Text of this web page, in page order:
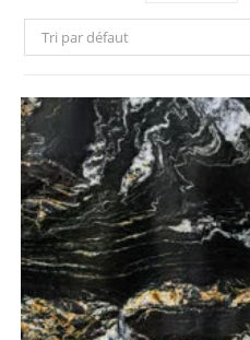
Tri par défaut